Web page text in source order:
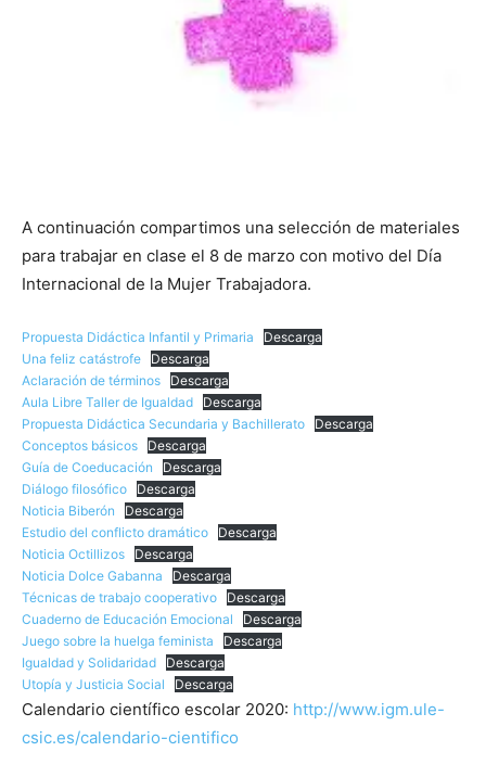
A continuación compartimos una selección de materiales
para trabajar en clase el 8 de marzo con motivo del Día
Internacional de la Mujer Trabajadora.
Propuesta Didáctica Infantil y Primaria
Descarga
Una feliz catástrofe
Descarga
Aclaración de términos
Descarga
Aula Libre Taller de Igualdad
Descarga
Propuesta Didáctica Secundaria y Bachillerato
Descarga
Conceptos básicos
Descarga
Guía de Coeducación
Descarga
Diálogo filosófico
Descarga
Noticia Biberón
Descarga
Estudio del conflicto dramático
Descarga
Noticia Octillizos
Descarga
Noticia Dolce Gabanna
Descarga
Técnicas de trabajo cooperativo
Descarga
Cuaderno de Educación Emocional
Descarga
Juego sobre la huelga feminista
Descarga
Igualdad y Solidaridad
Descarga
Utopía y Justicia Social
Descarga
Calendario científico escolar 2020: http://www.igm.ule-
csic.es/calendario-cientifico